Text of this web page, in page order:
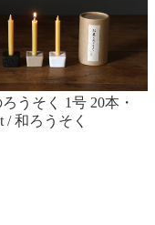
うそく 1号 20本・
/ 和ろうそく